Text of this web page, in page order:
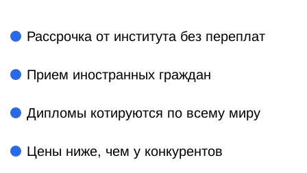
Рассрочка от института без переплат
Прием иностранных граждан
Дипломы котируются по всему миру
Цены ниже, чем у конкурентов